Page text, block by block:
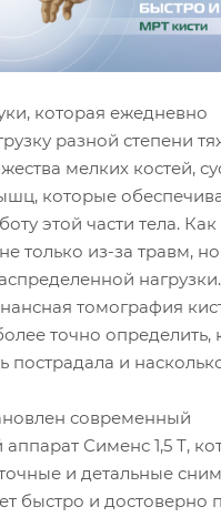
которая ежедневно
разной степени
мелких костей,
которые
этой части тела.
только из-за травм,
нагрузки.
томография
точно определить,
пострадала и
современный
Сименс 1,5 Т,
и детальные
быстро и достоверно